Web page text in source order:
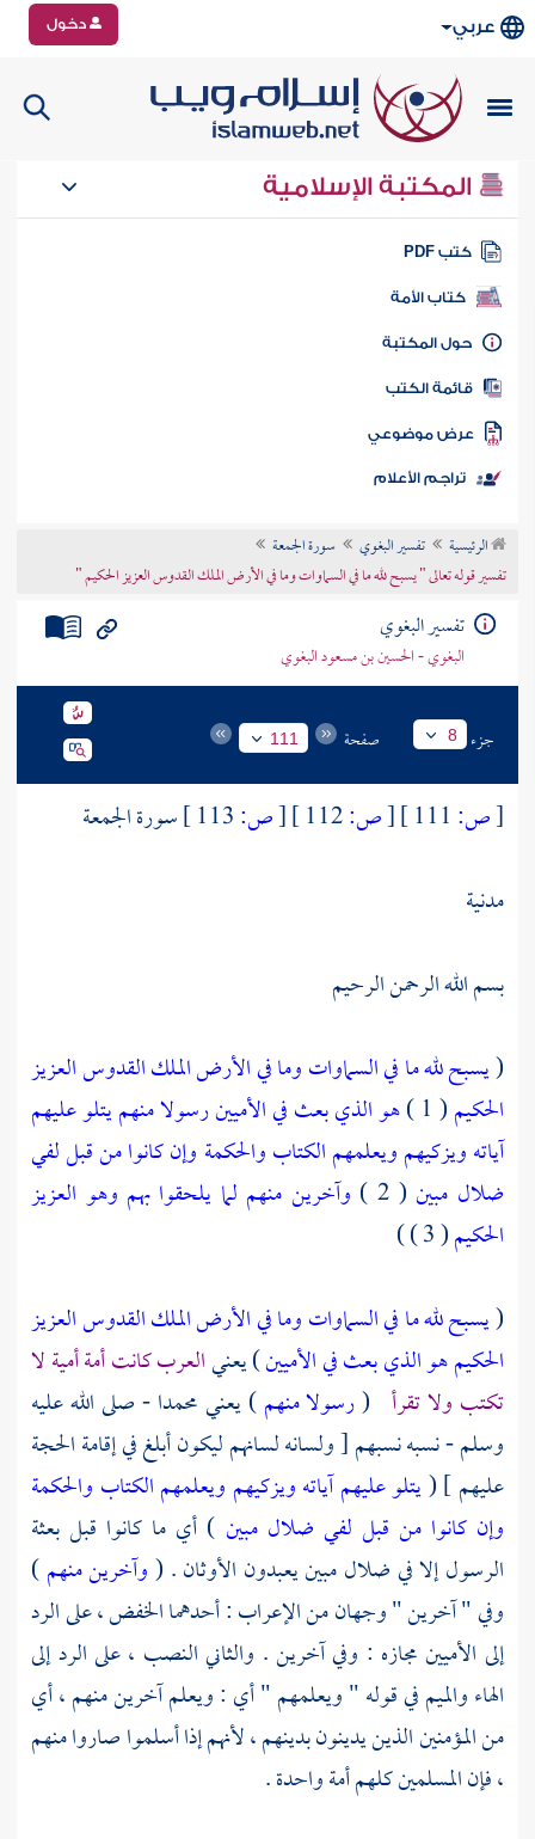
عربي دخول
المكتبة الإسلامية
كتب PDF
كتاب الأمة
المكتبة
الكتب
موضوعي
تراجم الأعلام
الرئيسية تفسير البغوي
سورة الجمعة
تفسير قوله تعالى " يسبح لله ما في السماوات وما في الأرض الملك القدوس العزيز الحكيم "
تفسير البغوي
البغوي - الحسين بن مسعود البغوي
جزء 8 صفحة 111
[ص: [ص: [ص:
سورة الجمعة
مدنية
بسم الله الرحمن الرحيم
(يسبح لله ما في السماوات وما في الأرض الملك القدوس العزيز
الحكيم( 1 )
هو الذي بعث في الأميين رسولا منهم يتلو عليهم
آياته ويزكيهم ويعلمهم الكتاب والحكمة وإن كانوا من قبل لفي
ضلال مبين ( 2 )
وآخرين منهم لما يلحقوا بهم وهو العزيز
الحكيم( 3 ) )
(يسبح لله ما في السماوات وما في الأرض الملك القدوس العزيز
الحكيم هو الذي بعث في الأميين) يعنيالعرب كانت أمة أمية لا
تكتب ولا تقرأ (رسولا منهم) يعنيمحمدا- صلى الله عليه
وسلم - نسبه نسبهم [ ولسانه لسانهم ليكون أبلغ في إقامة الحجة
عليهم ] (يتلو عليهم آياته ويزكيهم ويعلمهم الكتاب والحكمة
وإن كانوا من قبل لفي ضلال مبين ) أي ما كانوا قبل بعثة
الرسول إلا في ضلال مبين يعبدون الأوثان . (وآخرين منهم)
وفي " آخرين " وجهان من الإعراب : أحدهما الخفض ، على الرد
إلى الأميين مجازه : وفي آخرين . والثاني النصب ، على الرد إلى
الهاء والميم في قوله " ويعلمهم " أي : ويعلم آخرين منهم ، أي
من المؤمنين الذين يدينون بدينهم ، لأنهم إذا أسلموا صاروا منهم
، فإن المسلمين كلهم أمة واحدة .